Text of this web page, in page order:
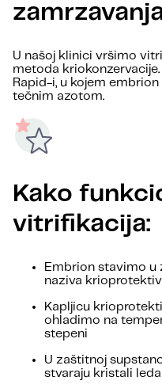
U našoj klinici vršimo
metoda
Rapid-i, u kojem
tečnim azotom.
Kako
vitrifikacija:
Embrion stavimo u
naziva
Kapljicu
ohladimo na
stepeni
U zaštitnoj
stvaraju kristali leda